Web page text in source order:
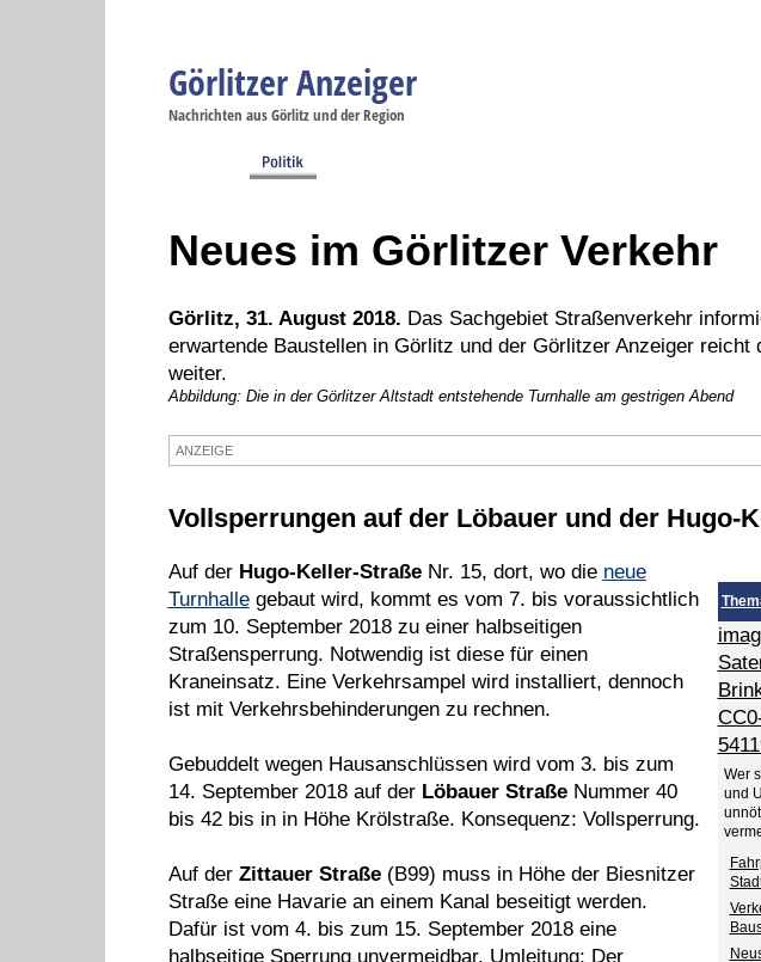
Görlitzer Anzeiger
Nachrichten aus Görlitz und der Region
Neues im Görlitzer Verkehr
Görlitz, 31. August 2018. Das Sachgebiet Straßenverkehr
erwartende Baustellen in Görlitz und der Görlitzer Anzeiger reicht
weiter.
Abbildung: Die in der Görlitzer Altstadt entstehende Turnhalle am gestrigen Abend
ANZEIGE
Vollsperrungen auf der Löbauer und der Hugo-
Wer
und
Auf der Hugo-Keller-Straße Nr. 15, dort, wo die neue
Turnhallegebaut wird, kommt es vom 7. bis voraussichtlich
zum 10. September 2018 zu einer halbseitigen
Straßensperrung. Notwendig ist diese für einen
Kraneinsatz. Eine Verkehrsampel wird installiert, dennoch
ist mit Verkehrsbehinderungen zu rechnen.
Gebuddelt wegen Hausanschlüssen wird vom 3. bis zum
14. September 2018 auf der Löbauer StraßeNummer 40
bis 42 bis in in Höhe Krölstraße. Konsequenz: Vollsperrung.
Auf der Zittauer Straße(B99) muss in Höhe der Biesnitzer
Straße eine Havarie an einem Kanal beseitigt werden.
Dafür ist vom 4. bis zum 15. September 2018 eine
halbseitige Sperrung unvermeidbar. Umleitung: Der